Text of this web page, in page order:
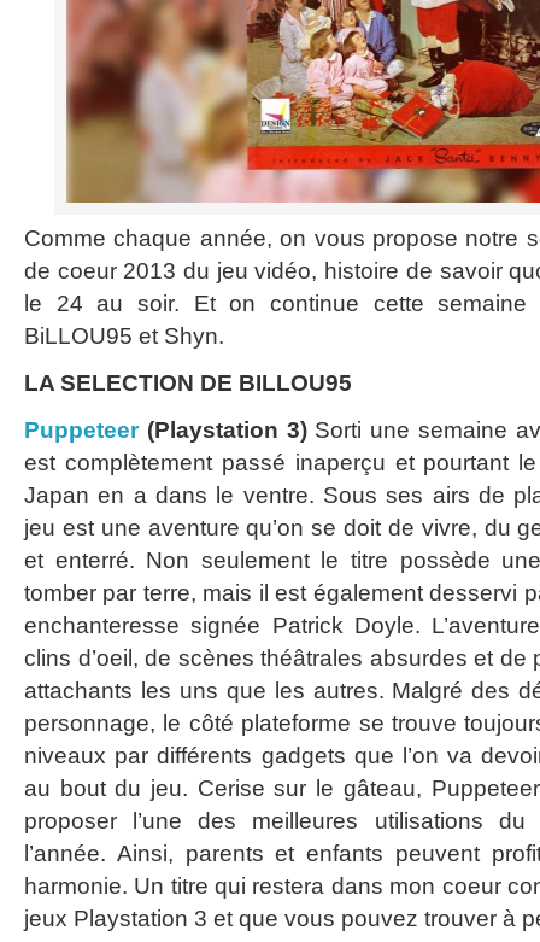
Comme chaque année, on vous propose notre
de coeur 2013 du jeu vidéo, histoire de savoir
le 24 au soir. Et on continue cette
BiLLOU95 et Shyn.
LA SELECTION DE BILLOU95
Puppeteer (Playstation 3) Sorti une semaine
est complètement passé inaperçu et pourtant
Japan en a dans le ventre. Sous ses airs de
jeu est une aventure qu’on se doit de vivre, du
et enterré. Non seulement le titre possède
tomber par terre, mais il est également desservi
enchanteresse signée Patrick Doyle.
clins d’oeil, de scènes théâtrales absurdes et de
attachants les uns que les autres. Malgré des
personnage, le côté plateforme se trouve
niveaux par différents gadgets que l’on va
au bout du jeu. Cerise sur le gâteau,
proposer l’une des meilleures utilisations
l’année. Ainsi, parents et enfants peuvent
harmonie. Un titre qui restera dans mon coeur
jeux Playstation 3 et que vous pouvez trouver à